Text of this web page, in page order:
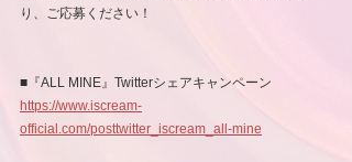
り、ご応募ください！
■『ALL MINE』Twitterシェアキャンペーン
https://www.iscream-
official.com/posttwitter_iscream_all-mine